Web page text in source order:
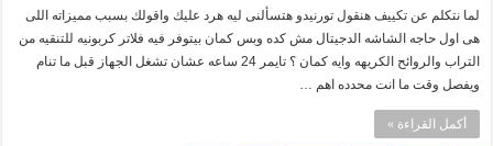
لما نتكلم عن تكييف هنقول تورنيدو هتسألنى ليه هرد عليك واقولك بسبب مميزاته اللى
هى اول حاجه الشاشه الدجيتال مش كده وبس كمان بيتوفر فيه فلاتر كربونيه للتنقيه من
التراب والروائح الكريهه وايه كمان ؟ تايمر 24 ساعه عشان تشغل الجهاز قبل ما تنام
ويفصل وقت ما انت محدده اهم …
أكمل القراءة »